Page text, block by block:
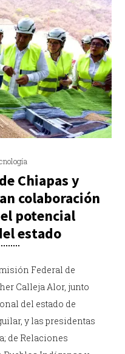
Chiapas y
colaboración
potencial
estado
Federal de
Calleja Alor, junto
del estado de
y las presidentas
de Relaciones